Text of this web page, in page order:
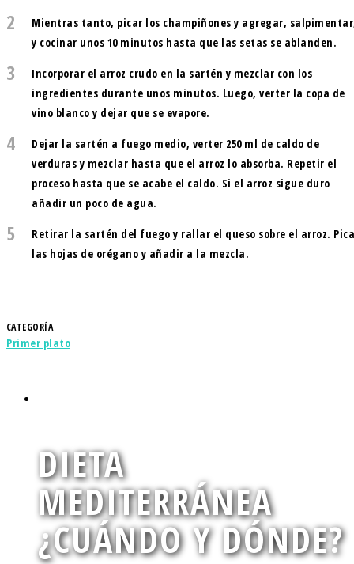
2
Mientras tanto, picar los champiñones y agregar,
y cocinar unos 10 minutos hasta que las setas se ablanden.
3
Incorporar el arroz crudo en la sartén y mezclar con los
ingredientes durante unos minutos. Luego, verter la copa de
vino blanco y dejar que se evapore.
4
Dejar la sartén a fuego medio, verter 250 ml de caldo de
verduras y mezclar hasta que el arroz lo absorba. Repetir el
proceso hasta que se acabe el caldo. Si el arroz sigue duro
añadir un poco de agua.
5
Retirar la sartén del fuego y rallar el queso sobre el arroz.
las hojas de orégano y añadir a la mezcla.
CATEGORÍA
Primer plato
DIETA
MEDITERRÁNEA
¿CUÁNDO Y DÓNDE?